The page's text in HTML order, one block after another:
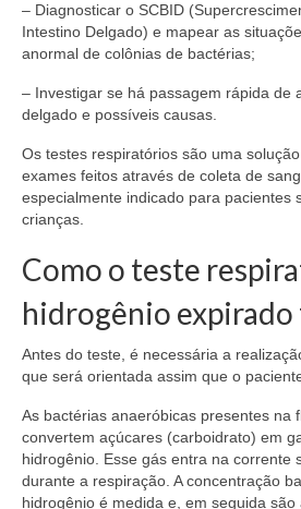
– Diagnosticar o SCBID
Intestino Delgado) e mapear as
anormal de colônias de bactérias;
– Investigar se há passagem rápida de
delgado e possíveis causas.
Os testes respiratórios são uma
exames feitos através de coleta de
especialmente indicado para pacientes
crianças.
Como o teste
hidrogênio expirado
Antes do teste, é necessária a
que será orientada assim que o
As bactérias anaeróbicas presentes na
convertem açúcares (carboidrato) em
hidrogênio. Esse gás entra na corrente
durante a respiração. A concentração
hidrogênio é medida e, em seguida